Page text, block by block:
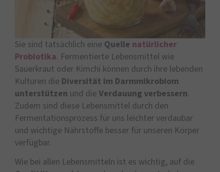
Sie sind tatsächlich eine Quelle natürlicher
Probiotika. Fermentierte Lebensmittel wie
Sauerkraut oder Kimchi können durch ihre lebenden
Kulturen die Diversität im Darmmikrobiom
unterstützen und die Verdauung verbessern.
Zudem sind diese Lebensmittel durch den
Fermentationsprozess für uns leichter verdaubar
und wichtige Nährstoffe besser für unseren Körper
verfügbar.
Wie bei allen Lebensmitteln ist es wichtig, auf die